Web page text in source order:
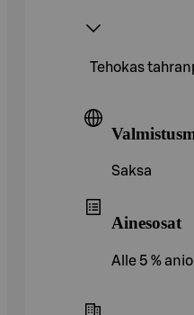
Tehokas
Saksa
Ainesosat
Alle 5 %